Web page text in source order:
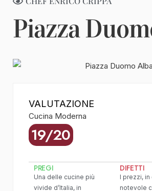
Piazza
VALUTAZIONE
Cucina Moderna
19/20
PREGI
Una delle cucine più
vivide d’Italia, in
DIFETTI
I prezzi, in
notevole